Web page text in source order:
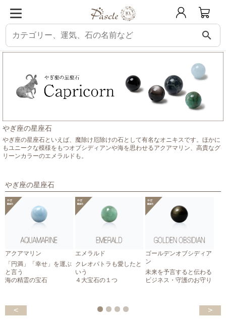
search
パスクル 星座石から選ぶ やぎ座の星座石
やぎ座の星座石
やぎ座の星座石といえば、魔除け厄除けの石として有名なオニキスです。ほかに
もユニークな模様をもつオブシディアンや海を思わせるアクアマリン、高貴なグ
リーンカラーのエメラルドも。
やぎ座の星座石
アクアマリン
「円満」「幸せ」を運ぶ
と言う
海の精霊の宝石
エメラルド
クレオパトラも愛したと
いう
４大宝石の１つ
ゴールデンオブシディア
ン
未来を予言すると伝わる
ビジネス・守護のお守り
< >